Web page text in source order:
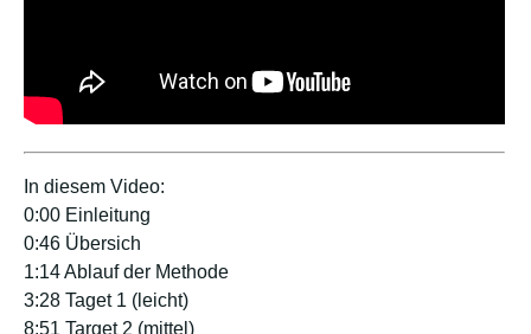
In diesem Video:
0:00 Einleitung
0:46 Übersich
1:14 Ablauf der Methode
3:28 Taget 1 (leicht)
8:51 Target 2 (mittel)